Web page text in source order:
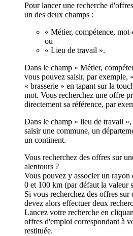
Pour lancer une recherche
un des deux champs :
« Métier, compétence,
ou
« Lieu de travail ».
Dans le champ « Métier,
vous pouvez saisir, par exemple,
« brasserie » en tapant sur la
mot. Vous recherchez une offre
directement sa référence, par
Dans le champ « lieu de travail
saisir une commune, un
un continent.
Vous recherchez des offres sur
alentours ?
Vous pouvez y associer un rayon
0 et 100 km (par défaut la valeur
Si vous recherchez des offres sur
devez alors effectuer deux
Lancez votre recherche en
offres d'emploi correspondant à
restituée.